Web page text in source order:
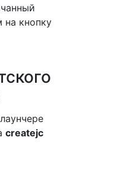
на кнопку
createjc